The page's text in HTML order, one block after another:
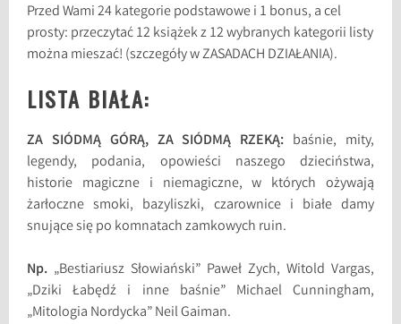
Przed Wami 24 kategorie podstawowe i 1 bonus, a cel
prosty: przeczytać 12 książek z 12 wybranych kategorii listy
można mieszać! (szczegóły w ZASADACH DZIAŁANIA).
LISTA BIAŁA:
ZA SIÓDMĄ GÓRĄ, ZA SIÓDMĄ RZEKĄ: baśnie, mity,
legendy, podania, opowieści naszego dzieciństwa,
historie magiczne i niemagiczne, w których ożywają
żarłoczne smoki, bazyliszki, czarownice i białe damy
snujące się po komnatach zamkowych ruin.
Np. „Bestiariusz Słowiański” Paweł Zych, Witold Vargas,
„Dziki Łabędź i inne baśnie” Michael Cunningham,
„Mitologia Nordycka” Neil Gaiman.